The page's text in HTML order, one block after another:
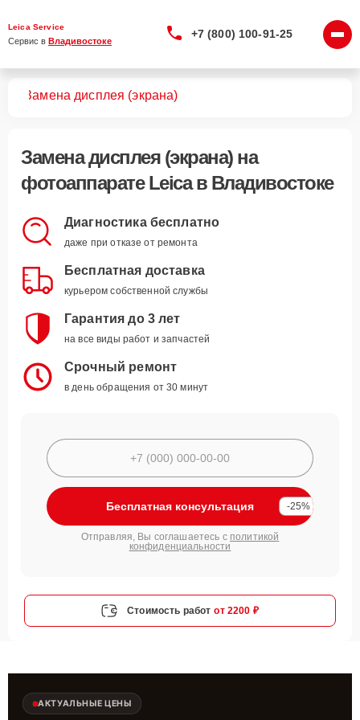
Leica Service
Сервис в Владивостоке
+7 (800) 100-91-25
Замена дисплея (экрана)
Замена дисплея (экрана)на
фотоаппарате Leica в Владивостоке
Диагностика бесплатно
даже при отказе от ремонта
Бесплатная доставка
курьером собственной службы
Гарантия до 3 лет
на все виды работ и запчастей
Срочный ремонт
в день обращения от 30 минут
Бесплатная консультация -25%
Отправляя, Вы соглашаетесь с политикой
конфиденциальности
Стоимость работ от 2200 ₽
АКТУАЛЬНЫЕ ЦЕНЫ